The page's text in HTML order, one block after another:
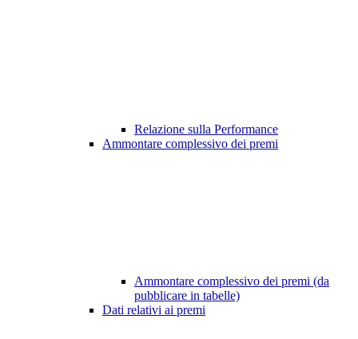
Relazione sulla Performance
Ammontare complessivo dei premi
Ammontare complessivo dei premi (da
pubblicare in tabelle)
Dati relativi ai premi